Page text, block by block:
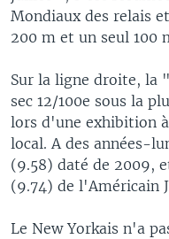
Mondiaux des relais
200 m et un seul 100
Sur la ligne droite, la
sec 12/100e sous la
lors d'une exhibition
local. A des années-
(9.58) daté de 2009,
(9.74) de l'Américain
Le New Yorkais n'a